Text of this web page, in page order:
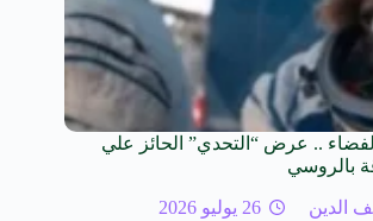
.. عرض “التحدي” الحائز علي
بالروسي
الدين
26 يوليو 2026